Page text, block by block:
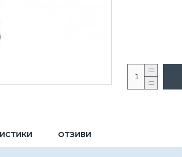
ОТЗИВИ